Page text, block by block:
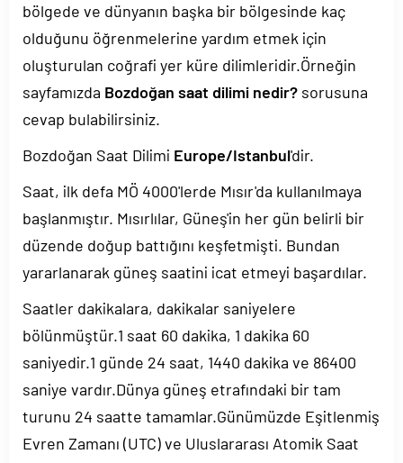
bölgede ve dünyanın başka bir bölgesinde kaç
olduğunu öğrenmelerine yardım etmek için
oluşturulan coğrafi yer küre dilimleridir.Örneğin
sayfamızda Bozdoğan saat dilimi nedir? sorusuna
cevap bulabilirsiniz.
Bozdoğan Saat Dilimi Europe/Istanbul'dir.
Saat, ilk defa MÖ 4000'lerde Mısır'da kullanılmaya
başlanmıştır. Mısırlılar, Güneş'in her gün belirli bir
düzende doğup battığını keşfetmişti. Bundan
yararlanarak güneş saatini icat etmeyi başardılar.
Saatler dakikalara, dakikalar saniyelere
bölünmüştür.1 saat 60 dakika, 1 dakika 60
saniyedir.1 günde 24 saat, 1440 dakika ve 86400
saniye vardır.Dünya güneş etrafındaki bir tam
turunu 24 saatte tamamlar.Günümüzde Eşitlenmiş
Evren Zamanı (UTC) ve Uluslararası Atomik Saat